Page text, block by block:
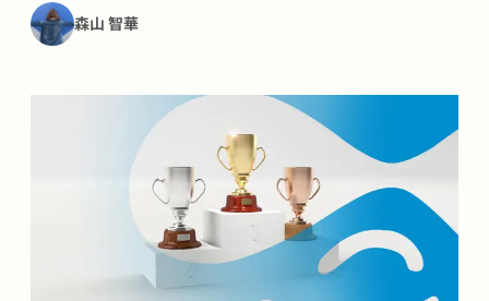
森山 智華
Drupal 8 定番モジュールランキング トップ20【2017年9